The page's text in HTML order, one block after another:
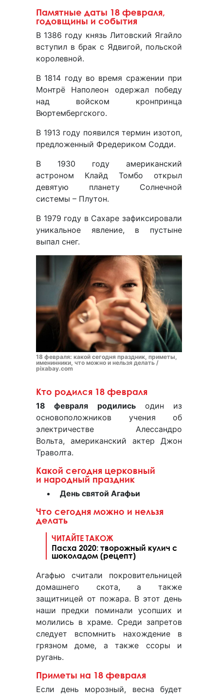
Памятные даты 18 февраля,
годовщины и события
В 1386 году князь Литовский Ягайло
вступил в брак с Ядвигой, польской
королевной.
В 1814 году во время сражении при
Монтрё Наполеон одержал победу
над войском кронпринца
Вюртембергского.
В 1913 году появился термин изотоп,
предложенный Фредериком Содди.
В 1930 году американский
астроном Клайд Томбо открыл
девятую планету Солнечной
системы – Плутон.
В 1979 году в Сахаре зафиксировали
уникальное явление, в пустыне
выпал снег.
18 февраля: какой сегодня праздник, приметы,
именинники, что можно и нельзя делать /
pixabay.com
Кто родился 18 февраля
18 февраля родилисьодин из
основоположников учения об
электричестве Алессандро
Вольта, американский актер Джон
Траволта.
Какой сегодня церковный
и народный праздник
День святой Агафьи
Что сегодня можно и нельзя
делать
ЧИТАЙТЕ ТАКОЖ
Пасха 2020: творожный кулич с
шоколадом (рецепт)
Агафью считали покровительницей
домашнего скота, а также
защитницей от пожара. В этот день
наши предки поминали усопших и
молились в храме. Среди запретов
следует вспомнить нахождение в
грязном доме, а также ссоры и
ругань.
Приметы на 18 февраля
Если день морозный, весна будет